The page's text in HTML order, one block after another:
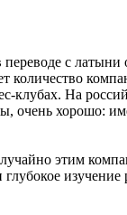
с латыни
количество
клубах. На
очень хорошо:
этим